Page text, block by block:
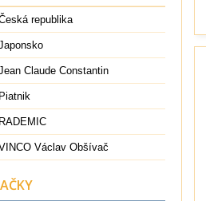
republika
Claude Constantin
Piatnik
RADEMIC
Václav Obšívač